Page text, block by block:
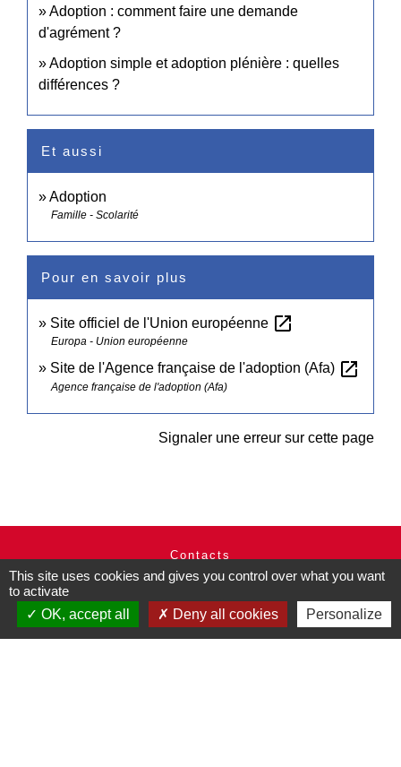
Adoption : comment faire une demande
d'agrément ?
Adoption simple et adoption plénière : quelles
différences ?
Et aussi
Adoption
Famille - Scolarité
Pour en savoir plus
Site officiel de l'Union européenne open_in_new
Europa - Union européenne
Site de l'Agence française de l'adoption (Afa) open_in_new
Agence française de l'adoption (Afa)
Signaler une erreur sur cette page
Contacts
Commune de Pullay
27130 Pullay - FRANCE
+33 2 32 32 18 58
This site uses cookies and gives you control over what you want
to activate
OK, accept all
Deny all cookies Personalize